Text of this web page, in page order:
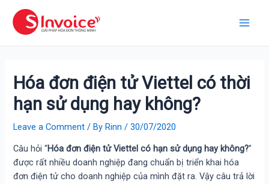
Hóa đơn điện tử Viettel có thời
hạn sử dụng hay không?
Leave a Comment / ByRinn/30/07/2020
Câu hỏi “Hóa đơn điện tử Viettel có hạn sử dụng hay không?”
được rất nhiều doanh nghiệp đang chuẩn bị triển khai hóa
đơn điện tử cho doanh nghiệp của mình đặt ra. Vậy câu trả lời